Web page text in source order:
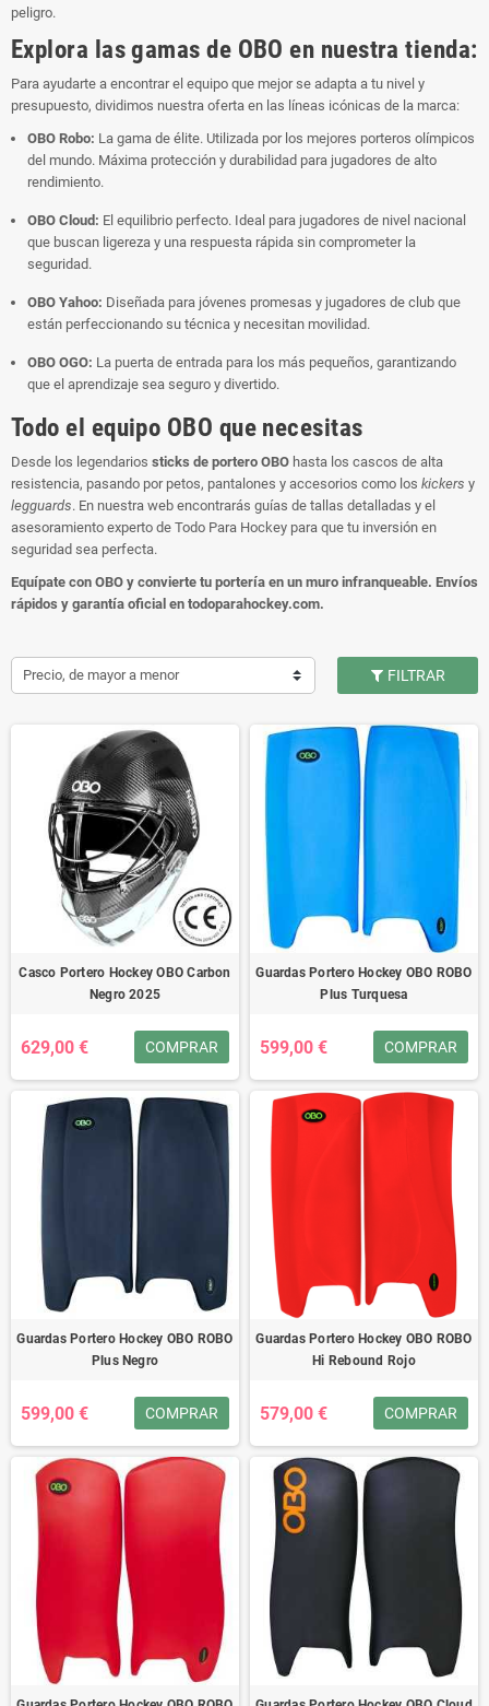
peligro.
Explora las gamas de OBO en nuestra tienda:
Para ayudarte a encontrar el equipo que mejor se adapta a tu nivel y
presupuesto, dividimos nuestra oferta en las líneas icónicas de la marca:
OBO Robo: La gama de élite. Utilizada por los mejores porteros olímpicos
del mundo. Máxima protección y durabilidad para jugadores de alto
rendimiento.
OBO Cloud: El equilibrio perfecto. Ideal para jugadores de nivel nacional
que buscan ligereza y una respuesta rápida sin comprometer la
seguridad.
OBO Yahoo: Diseñada para jóvenes promesas y jugadores de club que
están perfeccionando su técnica y necesitan movilidad.
OBO OGO: La puerta de entrada para los más pequeños, garantizando
que el aprendizaje sea seguro y divertido.
Todo el equipo OBO que necesitas
Desde los legendarios sticks de portero OBO hasta los cascos de alta
resistencia, pasando por petos, pantalones y accesorios como los kickers y
legguards. En nuestra web encontrarás guías de tallas detalladas y el
asesoramiento experto de Todo Para Hockey para que tu inversión en
seguridad sea perfecta.
Equípate con OBO y convierte tu portería en un muro infranqueable. Envíos
rápidos y garantía oficial en todoparahockey.com.
Precio, de mayor a menor FILTRAR
Casco Portero Hockey OBO Carbon
Negro 2025
629,00 € COMPRAR
Guardas Portero Hockey OBO ROBO
Plus Turquesa
599,00 € COMPRAR
Guardas Portero Hockey OBO ROBO
Plus Negro
599,00 € COMPRAR
Guardas Portero Hockey OBO ROBO
Hi Rebound Rojo
579,00 € COMPRAR